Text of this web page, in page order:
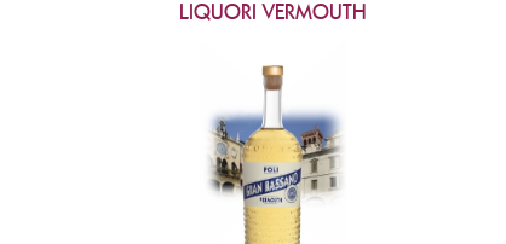
LIQUORI VERMOUTH